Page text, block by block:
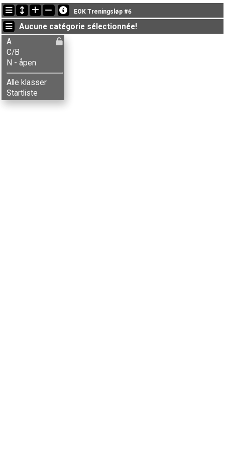
Dernières mises à jour
16:58:31: Elias S-Danielsen (A) got new status: disq
19:50:49: Håkon G. Kvamme ( C/B ) a terminé , chrono: 80:57 (9)
19:43:25: Tore Lindaas (N - åpen) a terminé with status finished
EOK Treningsløp #6
Aucune catégorie sélectionnée!
A
C/B
N - åpen
Alle klasser
Startliste